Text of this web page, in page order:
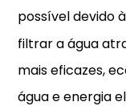
possível devido
filtrar a água
mais eficazes,
água e energia